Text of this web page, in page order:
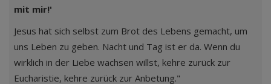
mit mir!'
Jesus hat sich selbst zum Brot des Lebens gemacht, um
uns Leben zu geben. Nacht und Tag ist er da. Wenn du
wirklich in der Liebe wachsen willst, kehre zurück zur
Eucharistie, kehre zurück zur Anbetung."